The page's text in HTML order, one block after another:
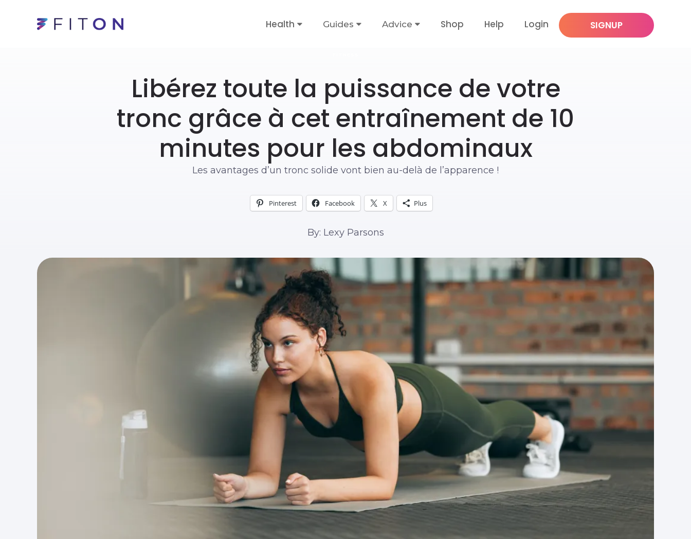
Health Guides Advice Shop Help Login SIGNUP
Libérez toute la puissance de votre
tronc grâce à cet entraînement de 10
minutes pour les abdominaux
Les avantages d’un tronc solide vont bien au-delà de l’apparence !
Pinterest Facebook X Plus
By: Lexy Parsons